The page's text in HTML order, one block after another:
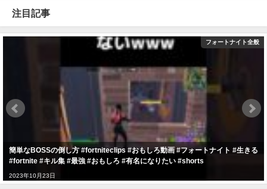
注目記事
フォートナイト全般
簡単なBOSSの倒し方 #fortniteclips #おもしろ動画 #フォートナイト #生きる
#fortnite #キル集 #最強 #おもしろ #有名になりたい #shorts
2023年10月23日